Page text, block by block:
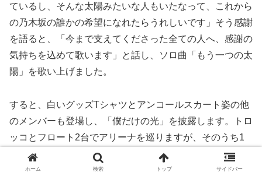
ているし、そんな太陽みたいな人もいたなって、これから
の乃木坂の誰かの希望になれたらうれしいです」そう感謝
を語ると、「今まで支えてくださった全ての人へ、感謝の
気持ちを込めて歌います」と話し、ソロ曲「もう一つの太
陽」を歌い上げました。
すると、白いグッズTシャツとアンコールスカート姿の他
のメンバーも登場し、「僕だけの光」を披露します。トロ
ッコとフロート2台でアリーナを巡りますが、そのうち1
台には3期生4人が乗っていました。そのまま「転がった
鐘を鳴らせ！」へ。梅澤美波は「ありがとう！みんなの笑
ホーム 検索 トップ サイドバー